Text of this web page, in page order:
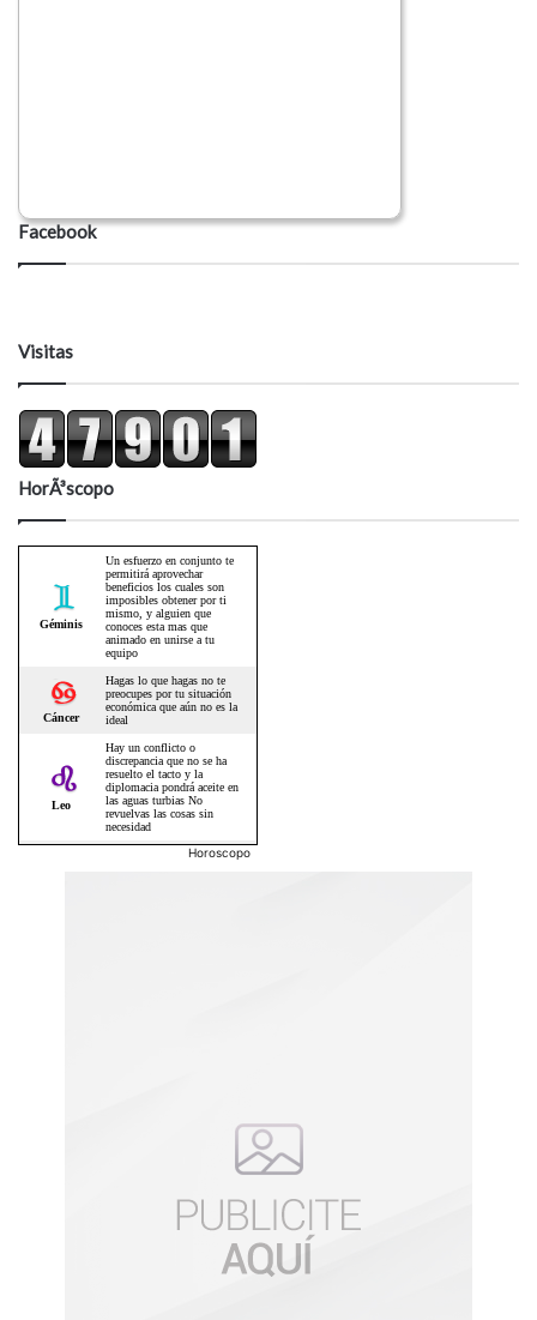
Facebook
Visitas
HorÃ³scopo
Horoscopo